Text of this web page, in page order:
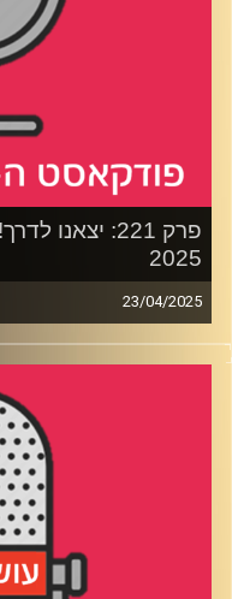
ביום שישי – פרק חדש
עידן לוצקי
פרק 221:
2025
23/04/2025
פודקאסט האן.בי.איי עם
דוידוביץ' ועידן לוצקי,
קרדיט תמונות:עידן לוצקי